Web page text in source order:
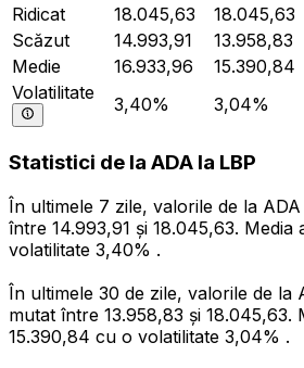
Ridicat
18.045,63 18.045,63
Scăzut
14.993,91 13.958,83
Medie
16.933,96 15.390,84
Volatilitate
3,40% 3,04%
Statistici de la ADA la LBP
În ultimele 7 zile, valorile de la
între 14.993,91 și 18.045,63. Media
volatilitate 3,40% .
În ultimele 30 de zile, valorile de la
mutat între 13.958,83 și 18.045,63.
15.390,84 cu o volatilitate 3,04% .